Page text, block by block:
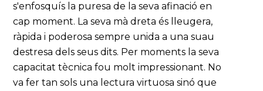
s'enfosquís la puresa de la seva afinació en
cap moment. La seva mà dreta és lleugera,
ràpida i poderosa sempre unida a una suau
destresa dels seus dits. Per moments la seva
capacitat tècnica fou molt impressionant. No
va fer tan sols una lectura virtuosa sinó que